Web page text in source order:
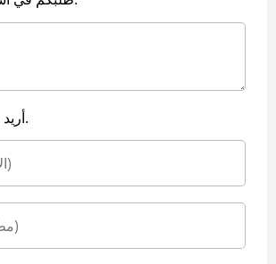
أريد ردًا على رأيي.